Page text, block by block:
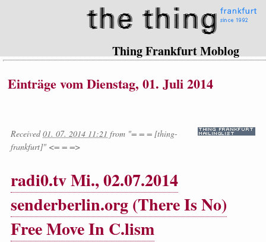
Thing Frankfurt Moblog
Einträge vom Dienstag, 01. Juli 2014
Received01. 07. 2014 11:21 from "= = = [thing-
frankfurt]" <= = =>
radi0.tv Mi., 02.07.2014
senderberlin.org (There Is No)
Free Move In C.lism